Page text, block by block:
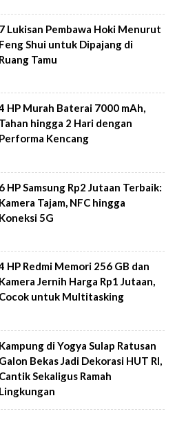
7 Lukisan Pembawa Hoki Menurut
Feng Shui untuk Dipajang di
Ruang Tamu
HP Murah Baterai 7000 mAh,
Tahan hingga 2 Hari dengan
Performa Kencang
6 HP Samsung Rp2 Jutaan Terbaik:
Kamera Tajam, NFC hingga
Koneksi 5G
HP Redmi Memori 256 GB dan
Kamera Jernih Harga Rp1 Jutaan,
Cocok untuk Multitasking
Kampung di Yogya Sulap Ratusan
Galon Bekas Jadi Dekorasi HUT RI,
Cantik Sekaligus Ramah
Lingkungan